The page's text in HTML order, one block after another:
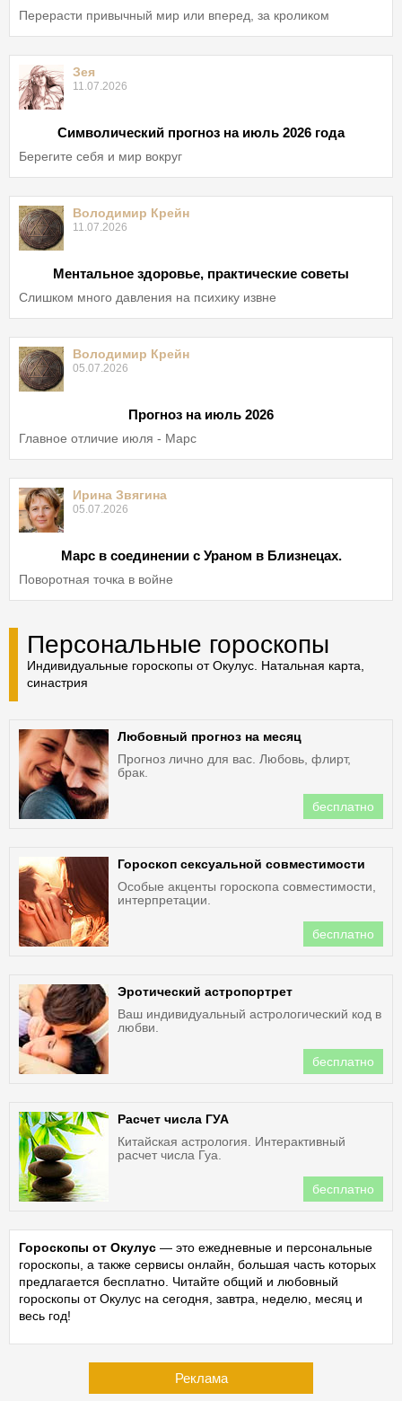
Перерасти привычный мир или вперед, за кроликом
Зея
11.07.2026
Символический прогноз на июль 2026 года
Берегите себя и мир вокруг
Володимир Крейн
11.07.2026
Ментальное здоровье, практические советы
Слишком много давления на психику извне
Володимир Крейн
05.07.2026
Прогноз на июль 2026
Главное отличие июля - Марс
Ирина Звягина
05.07.2026
Марс в соединении с Ураном в Близнецах.
Поворотная точка в войне
Персональные гороскопы
Индивидуальные гороскопы от Окулус. Натальная карта,
синастрия
Любовный прогноз на месяц
Прогноз лично для вас. Любовь, флирт,
брак.
бесплатно
Гороскоп сексуальной совместимости
Особые акценты гороскопа совместимости,
интерпретации.
бесплатно
Эротический астропортрет
Ваш индивидуальный астрологический код в
любви.
бесплатно
Расчет числа ГУА
Китайская астрология. Интерактивный
расчет числа Гуа.
бесплатно
Гороскопы от Окулус — это ежедневные и персональные
гороскопы, а также сервисы онлайн, большая часть которых
предлагается бесплатно. Читайте общий и любовный
гороскопы от Окулус на сегодня, завтра, неделю, месяц и
весь год!
Реклама